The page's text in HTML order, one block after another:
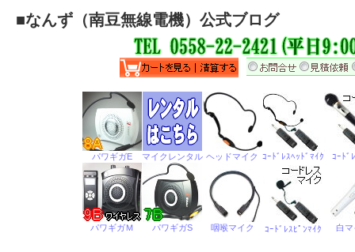
■なんず（南豆無線電機）公式ブログ